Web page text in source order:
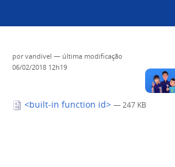
porvandivel — última modificação
06/02/2018 12h19
<built-in function id> — 247 KB